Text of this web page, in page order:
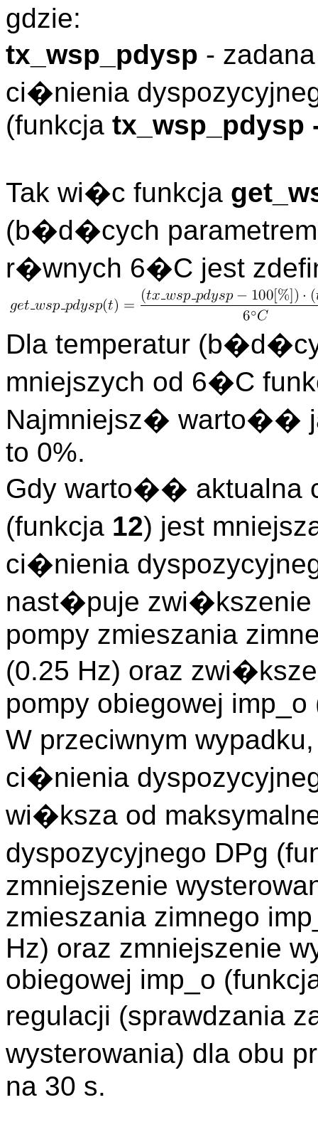
gdzie:
tx_wsp_pdysp -
ci�nienia
(funkcja tx_wsp_pdysp
Tak wi�c funkcja
(b�d�cych
r�wnych 6�C jest
Dla temperatur
mniejszych od 6�C
Najmniejsz� warto��
to 0%.
Gdy warto�� aktualna
(funkcja 12) jest
ci�nienia
nast�puje zwi�kszenie
pompy zmieszania
(0.25 Hz) oraz
pompy obiegowej
W przeciwnym
ci�nienia
wi�ksza od
dyspozycyjnego DPg
zmniejszenie
zmieszania zimnego
Hz) oraz zmniejszenie
obiegowej imp_o
regulacji (sprawdzania
wysterowania) dla obu
na 30 s.